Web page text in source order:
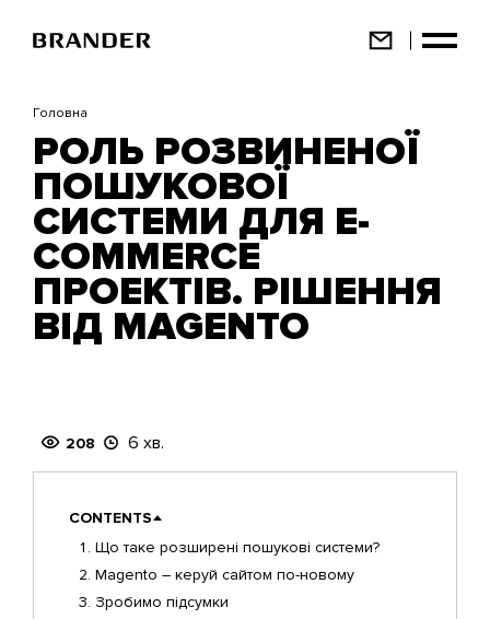
основного
Головна
РОЛЬ РОЗВИНЕНОЇ
ПОШУКОВОЇ
СИСТЕМИ ДЛЯ E-
COMMERCE
ПРОЕКТІВ. РІШЕННЯ
ВІД MAGENTO
208 6 хв.
CONTENTS
Що таке розширені пошукові системи?
Magento – керуй сайтом по-новому
Зробимо підсумки